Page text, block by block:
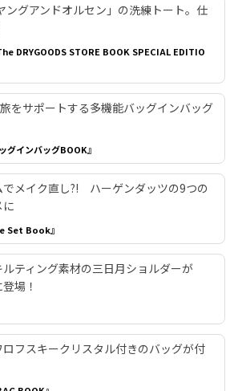
ングアンドオルセン」の洗練トート。仕
DRYGOODS STORE BOOK SPECIAL EDITIO
をサポートする多機能バッグインバッグ
グインバッグBOOK』
でメイク直し?! ハーゲンダッツの9つの
Set Book』
ティング素材の三日月ショルダーが
場！
フスキークリスタル付きのバッグが付